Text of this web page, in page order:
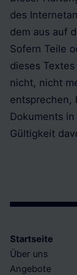
des
dem aus auf
Sofern Teile
dieses
nicht, nicht
entsprechen,
Dokuments
Gültigkeit
Startseite
Über uns
Angebote